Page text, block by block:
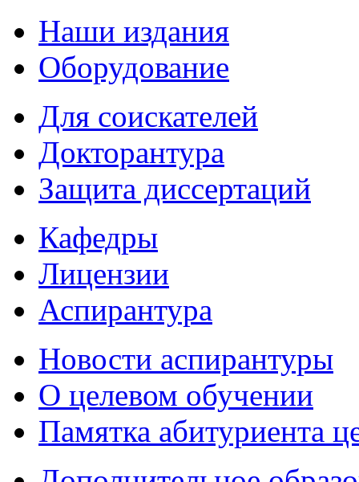
Наши издания
Оборудование
Для соискателей
Докторантура
Защита диссертаций
Кафедры
Лицензии
Аспирантура
Новости аспирантуры
О целевом обучении
Памятка абитуриента